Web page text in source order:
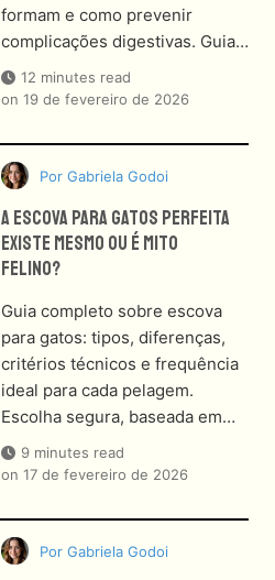
formam e como prevenir
complicações digestivas. Guia…
12 minutes read
on 19 de fevereiro de 2026
A Escova Para Gatos Perfeita
Existe Mesmo Ou É Mito
Felino?
Por Gabriela Godoi
Guia completo sobre escova
para gatos: tipos, diferenças,
critérios técnicos e frequência
ideal para cada pelagem.
Escolha segura, baseada em…
9 minutes read
on 17 de fevereiro de 2026
Por Gabriela Godoi